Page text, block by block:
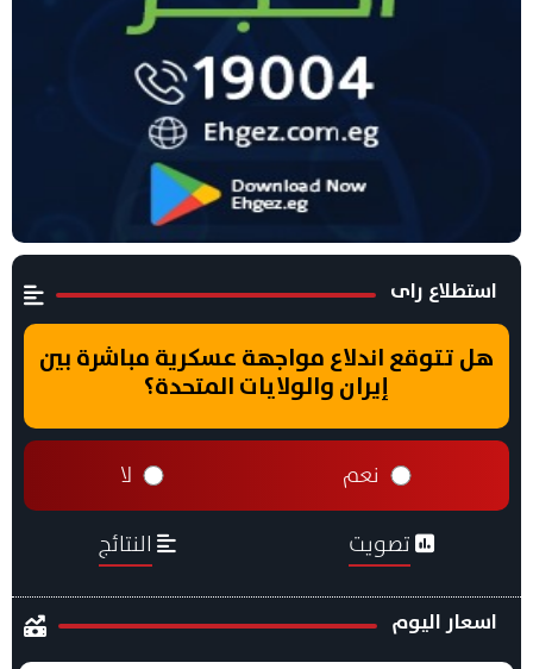
استطلاع راى
هل تتوقع اندلاع مواجهة عسكرية مباشرة بين
إيران والولايات المتحدة؟
نعم لا
تصويت النتائج
اسعار اليوم